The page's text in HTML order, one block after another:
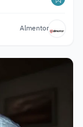
Almentor